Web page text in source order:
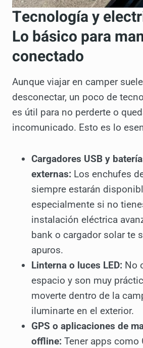
Tecnología y
Lo básico para
conectado
Aunque viajar en camper
desconectar, un poco de
es útil para no perderte o
incomunicado. Esto es lo
Cargadores USB y
externas: Los enchufes
siempre estarán
especialmente si no
instalación eléctrica
bank o cargador solar te
apuros.
Linterna o luces LED: No
espacio y son muy
moverte dentro de la
iluminarte en el exterior.
GPS o aplicaciones de
offline: Tener apps como